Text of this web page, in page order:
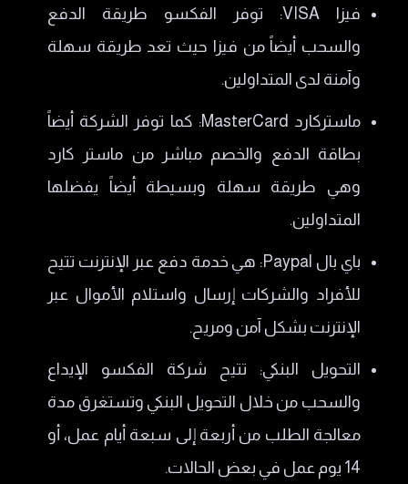
فيزا VISA: توفر الفكسو طريقة الدفع
والسحب أيضاً من فيزا حيث تعد طريقة سهلة
وآمنة لدى المتداولين.
ماستركارد MasterCard: كما توفر الشركة أيضاً
بطاقة الدفع والخصم مباشر من ماستر كارد
وهي طريقة سهلة وبسيطة أيضاً يفضلها
المتداولين.
باي بال Paypal: هي خدمة دفع عبر الإنترنت تتيح
للأفراد والشركات إرسال واستلام الأموال عبر
الإنترنت بشكل آمن ومريح.
التحويل البنكي: تتيح شركة الفكسو الإيداع
والسحب من خلال التحويل البنكي وتستغرق مدة
معالجة الطلب من أربعة إلى سبعة أيام عمل، أو
14 يوم عمل في بعض الحالات.